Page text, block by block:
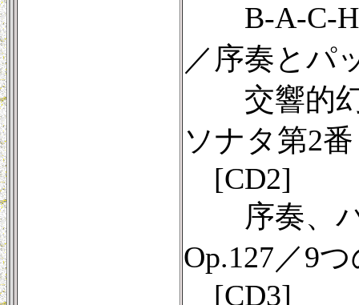
B-A-C-H
／序奏とパ
交響的幻
ソナタ第2
[CD2]
序奏、パ
Op.127／9
[CD3]